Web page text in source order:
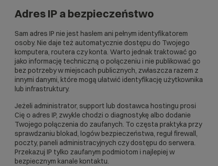
Adres IP a bezpieczeństwo
Sam adres IP nie jest hasłem ani pełnym identyfikatorem
osoby. Nie daje też automatycznie dostępu do Twojego
komputera, routera czy konta. Warto jednak traktować go
jako informację techniczną o połączeniu i nie publikować go
bez potrzeby w miejscach publicznych, zwłaszcza razem z
innymi danymi, które mogą ułatwić identyfikację użytkownika
lub infrastruktury.
Jeżeli administrator, support lub dostawca hostingu prosi
Cię o adres IP, zwykle chodzi o diagnostykę albo dodanie
Twojego połączenia do zaufanych. To częsta praktyka przy
sprawdzaniu blokad, logów bezpieczeństwa, reguł firewall,
poczty, paneli administracyjnych czy dostępu do serwera.
Przekazuj IP tylko zaufanym podmiotom i najlepiej w
bezpiecznym kanale kontaktu.